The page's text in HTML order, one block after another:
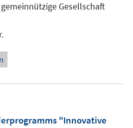
Gesellschaft
"Innovative